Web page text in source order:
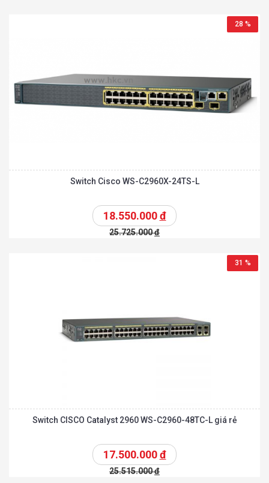
28 %
Switch Cisco WS-C2960X-24TS-L
18.550.000đ
25.725.000đ
31 %
Switch CISCO Catalyst 2960 WS-C2960-48TC-L giá rẻ
17.500.000đ
25.515.000đ